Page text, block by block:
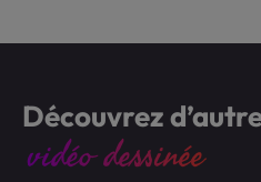
Découvrez
vidéo dessinée